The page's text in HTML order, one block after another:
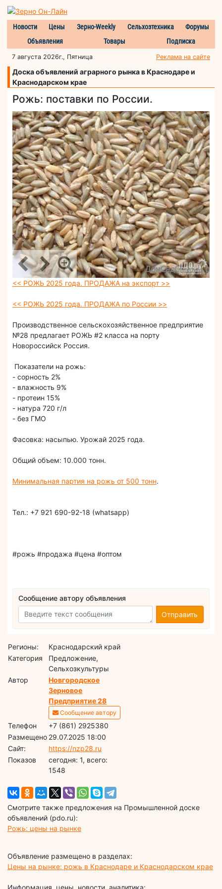
Новости Цены Зерно-Weekly Сельхозтехника
Форумы
Объявления
Товары Подписка
7 августа 2026г., Пятница Реклама на сайте
Доска объявлений аграрного рынка в Краснодаре и
Краснодарском крае
Рожь: поставки по России.
<< РОЖЬ 2025 года. ПРОДАЖА на экспорт >>
<< РОЖЬ 2025 года. ПРОДАЖА по России >>
Производственное сельскохозяйственное предприятие
№28 предлагает РОЖЬ #2 класса на порту
Новороссийск Россия.
Показатели на рожь:
- сорность 2%
- влажность 9%
- протеин 15%
- натура 720 г/л
- без ГМО
Фасовка: насыпью. Урожай 2025 года.
Общий объем: 10.000 тонн.
Минимальная партия на рожь от 500 тонн.
Тел.: +7 921 690-92-18 (whatsapp)
#рожь #продажа #цена #оптом
Сообщение автору объявления
Отправить
Регионы:
Краснодарский край
Категория
Предложение,
Сельхозкультуры
Автор
Новгородское
Зерновое
Предприятие 28
Сообщение автору
Телефон
+7 (861) 2925380
Размещено 29.07.2025 18:00
Сайт:
https://nzp28.ru
Показов
cегодня: 1, всего:
1548
Смотрите также предложения на Промышленной доске
объявлений (pdo.ru):
Рожь: цены на рынке
Объявление размещено в разделах:
Цены на рынке: рожь в Краснодаре и Краснодарском крае